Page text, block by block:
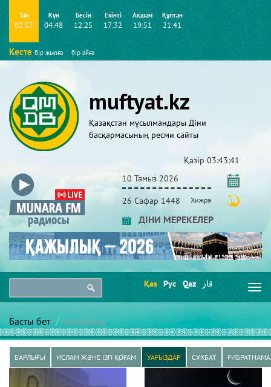
Таң
02:57
Күн
04:48
Бесін
12:25
Екінті
17:32
Ақшам
19:51
Құптан
21:41
Кесте бір жылға бір айға
muftyat.kz
Қазақстан мұсылмандары Діни
басқармасының ресми сайты
Қазір 03:43:42
10 Тамыз 2026
26 Сафар 1448 Хижра
ДІНИ МЕРЕКЕЛЕР
Қаз Рус Qaz قاز
Басты бет Мақалалар
БАРЛЫҒЫ ИСЛАМ ЖӘНЕ ІЗГІ ҚОҒАМ УАҒЫЗДАР СҰХБАТ ҒИБРАТНАМА